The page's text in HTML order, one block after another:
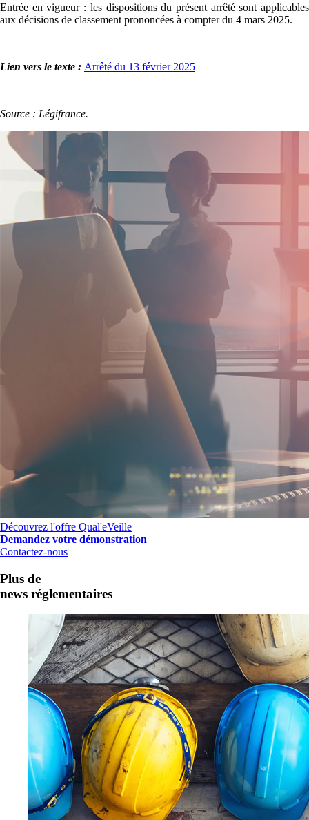
Entrée en vigueur: les dispositions du présent arrêté sont applicables
aux décisions de classement prononcées à compter du 4 mars 2025.
Lien vers le texte : Arrêté du 13 février 2025
Source : Légifrance.
Découvrez l'offre Qual'eVeille
Demandez votre démonstration
Contactez-nous
Plus de
news réglementaires